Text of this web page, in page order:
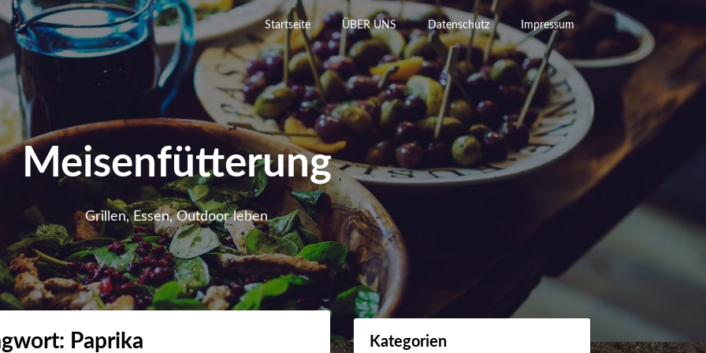
Startseite ÜBER UNS Datenschutz Impressum
Meisenfütterung
Grillen, Essen, Outdoor leben
Paprika Kategorien